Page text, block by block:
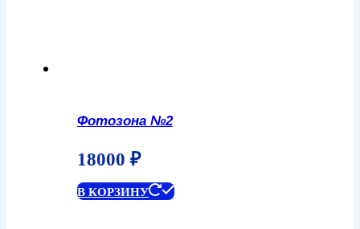
Фотозона №2
18000 ₽
В КОРЗИНУ